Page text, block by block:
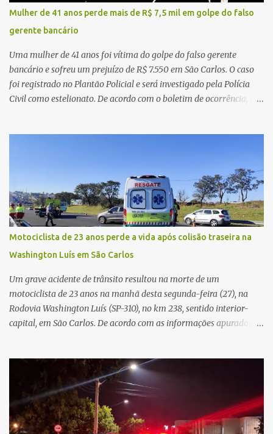
de demandas crescentes e recursos necessariamente limitados, a
principal missão da gestão pública não é apenas investir mais,
mas decidir melhor onde investir para produzir o maior benefício
possível à população. Essa reflexão encontra respaldo tanto na
teoria da admini...
Mulher de 41 anos perde mais de R$ 7,5 mil em golpe do falso
gerente bancário
Uma mulher de 41 anos foi vítima do golpe do falso gerente
bancário e sofreu um prejuízo de R$ 7.550 em São Carlos. O caso
foi registrado no Plantão Policial e será investigado pela Polícia
Civil como estelionato. De acordo com o boletim de ocorrência, a
ser realizados. Dias depois, o golpista enviou um documento em
PDF simulando uma comunicação oficial da instituição financeira.
Na sequência, entrou em contato por telefone e encaminhou um
link, orientando a vítima a acessá-lo pelo computador para
concluir a suposta atualização cadastral. Após realizar o
procedimento, a conta bancária ficou bloqueada por algumas
horas. Sem conseguir acessar o sistema, a vítima tentou
novamente contato com o suposto gerente, mas não obteve
resposta. Na segunda-fe...
Motociclista de 23 anos perde a vida após colisão traseira na
Washington Luís em São Carlos
Um grave acidente de trânsito resultou na morte de um
motociclista de 23 anos na manhã desta segunda-feira (27), na
Rodovia Washington Luís (SP-310), no km 238, sentido interior-
capital, em São Carlos. De acordo com as informações apuradas no
veículo, o trânsito estava lento e congestionado devido a obras
realizadas na rodovia, momento em que ocorreu o impacto. Com
a violência da colisão, o motociclista foi arremessado ao solo.
Testemunhas relataram que o capacete teria se desprendido
durante o acidente. O jovem sofreu ferimentos gravíssimos e